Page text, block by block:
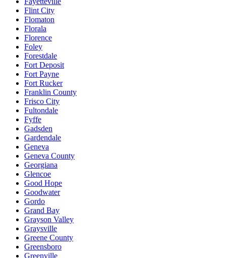
Flint City
Flomaton
Florala
Florence
Foley
Forestdale
Fort Deposit
Fort Payne
Fort Rucker
Franklin County
Frisco City
Fultondale
Fyffe
Gadsden
Gardendale
Geneva
Geneva County
Georgiana
Glencoe
Good Hope
Goodwater
Gordo
Grand Bay
Grayson Valley
Graysville
Greene County
Greensboro
Greenville